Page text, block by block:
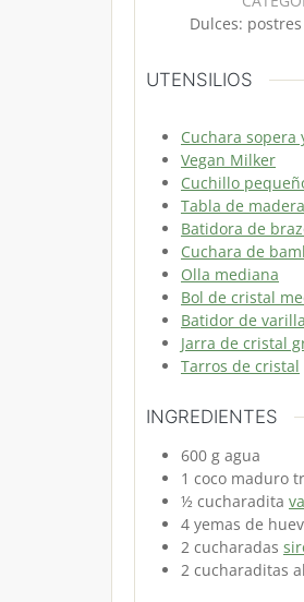
Dulces:
UTENSILIOS
Cuchara
Vegan Milker
Cuchillo
Tabla de madera
Batidora de
Cuchara de
Olla mediana
Bol de cristal
Batidor de
Jarra de cristal
Tarros de cristal
INGREDIENTES
600 g agua
1 coco maduro
½ cucharadita
4 yemas de
2 cucharadas
2 cucharaditas